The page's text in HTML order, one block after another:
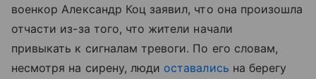
военкор Александр Коц заявил, что она произошла
отчасти из-за того, что жители начали
привыкать к сигналам тревоги. По его словам,
несмотря на сирену, люди оставались на берегу